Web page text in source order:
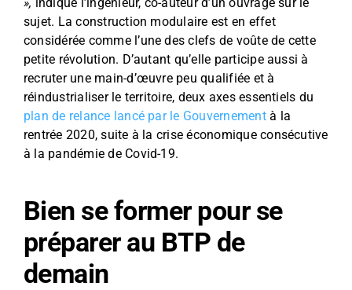
sujet. La construction modulaire est en effet
considérée comme l’une des clefs de voûte de cette
petite révolution. D’autant qu’elle participe aussi à
recruter une main-d’œuvre peu qualifiée et à
réindustrialiser le territoire, deux axes essentiels du
plan de relance lancé par le Gouvernementà la
rentrée 2020, suite à la crise économique consécutive
à la pandémie de Covid-19.
Bien se former pour se
préparer au BTP de
demain